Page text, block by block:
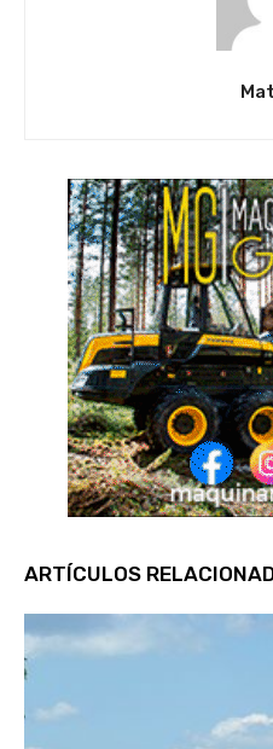
ARTÍCULOS